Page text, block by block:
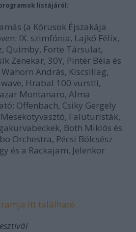
listájáról:
(a Kórusok Éjszakája
IX. szimfónia, Lajkó Félix,
Quimby, Forte Társulat,
Zenekar, 30Y, Pintér Béla és
András, Kiscsillag,
Hrabal 100 vurstli,
Montanaro, Alma
Offenbach, Csiky Gergely
Faluturisták,
Both Miklós és
Orchestra, Pécsi Bölcsész
és a Rackajam, Jelenkor
itt található.